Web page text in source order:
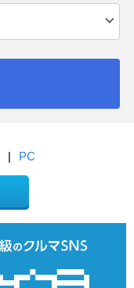
| PC